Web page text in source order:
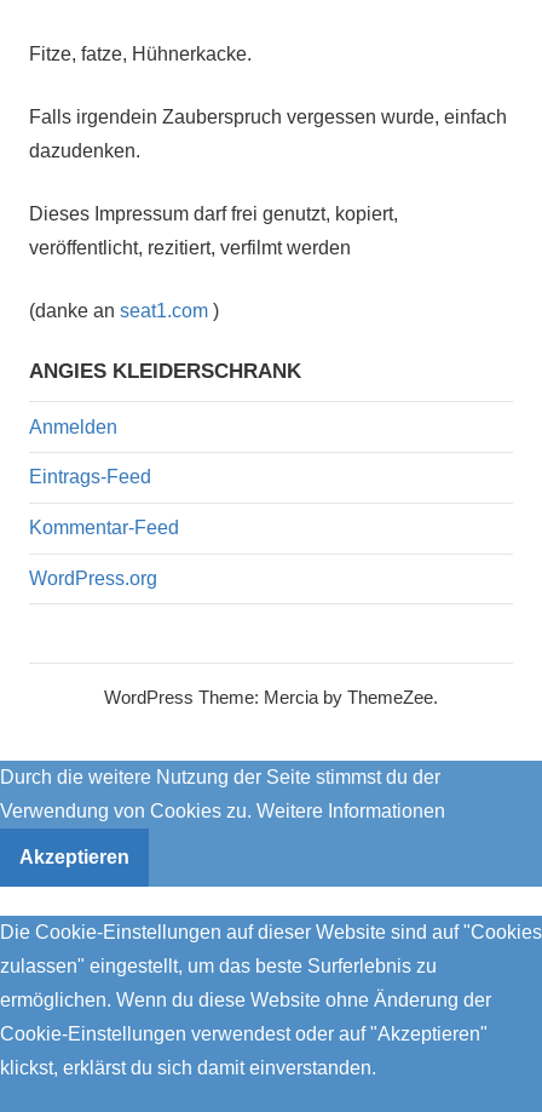
Fitze, fatze, Hühnerkacke.
Falls irgendein Zauberspruch vergessen wurde, einfach
dazudenken.
Dieses Impressum darf frei genutzt, kopiert,
veröffentlicht, rezitiert, verfilmt werden
(danke an seat1.com )
ANGIES KLEIDERSCHRANK
Anmelden
Eintrags-Feed
Kommentar-Feed
WordPress.org
WordPress Theme: Mercia by ThemeZee.
Durch die weitere Nutzung der Seite stimmst du der
Verwendung von Cookies zu. Weitere Informationen
Akzeptieren
Die Cookie-Einstellungen auf dieser Website sind auf "Cookies
zulassen" eingestellt, um das beste Surferlebnis zu
ermöglichen. Wenn du diese Website ohne Änderung der
Cookie-Einstellungen verwendest oder auf "Akzeptieren"
klickst, erklärst du sich damit einverstanden.